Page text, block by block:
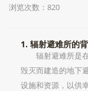
浏览次数：820
1. 辐射避难所的
辐射避难所是
毁灭而建造的地下
设施和资源，以供